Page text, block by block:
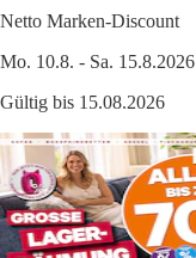
Netto Marken-Discount
Mo. 10.8. - Sa. 15.8.2026
Gültig bis 15.08.2026